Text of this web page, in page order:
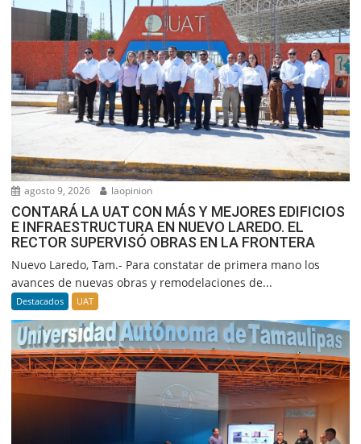
agosto 9, 2026 laopinion
CONTARÁ LA UAT CON MÁS Y MEJORES EDIFICIOS
E INFRAESTRUCTURA EN NUEVO LAREDO. EL
RECTOR SUPERVISÓ OBRAS EN LA FRONTERA
Nuevo Laredo, Tam.- Para constatar de primera mano los
avances de nuevas obras y remodelaciones de...
Destacados UAT